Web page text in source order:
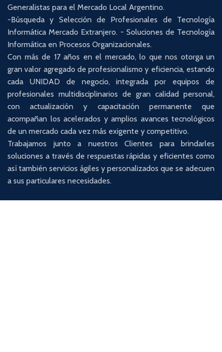
Generalistas para el Mercado Local Argentino.
-Búsqueda y Selección de Profesionales de Tecnología
Informática Mercado Extranjero. - Soluciones de Tecnología
Informática en Procesos Organizacionales.
Con más de 17 años en el mercado, lo que nos otorga un
gran valor agregado de profesionalismo y eficiencia, estando
cada UNIDAD de negocio, integrada por equipos de
profesionales multidisciplinarios de gran calidad personal,
con actualización y capacitación permanente que
acompañan los acelerados y amplios avances tecnológicos
de un mercado cada vez más exigente y competitivo.
Trabajamos junto a nuestros Clientes para brindarles
soluciones a través de respuestas rápidas y eficientes como
así también servicios ágiles y personalizados que se adecuen
a sus particulares necesidades.